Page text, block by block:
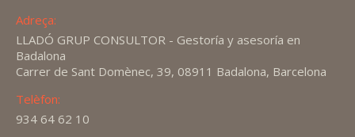
Adreça:
LLADÓ GRUP CONSULTOR - Gestoría y asesoría en
Badalona
Carrer de Sant Domènec, 39, 08911 Badalona, Barcelona
Telèfon:
934 64 62 10